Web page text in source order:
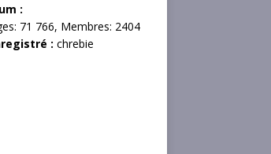
:
71 766, Membres: 2404
: chrebie